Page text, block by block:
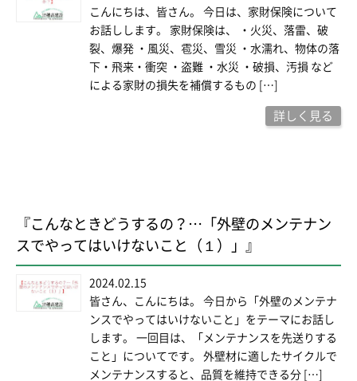
こんにちは、皆さん。 今日は、家財保険について
お話しします。 家財保険は、 ・火災、落雷、破
裂、爆発 ・風災、雹災、雪災 ・水濡れ、物体の落
下・飛来・衝突 ・盗難 ・水災 ・破損、汚損 など
による家財の損失を補償するもの […]
詳しく見る
『こんなときどうするの？…「外壁のメンテナン
スでやってはいけないこと（１）」』
2024.02.15
皆さん、こんにちは。 今日から「外壁のメンテナ
ンスでやってはいけないこと」をテーマにお話し
します。 一回目は、「メンテナンスを先送りする
こと」についてです。 外壁材に適したサイクルで
メンテナンスすると、品質を維持できる分 […]